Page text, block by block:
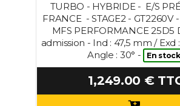
TURBO - HYBRIDE - E/S
FRANCE - STAGE2 - GT2260V
MFS PERFORMANCE
admission - Ind : 47,5 mm / Exd
Angle : 30° -
En stock
1,249.00 €